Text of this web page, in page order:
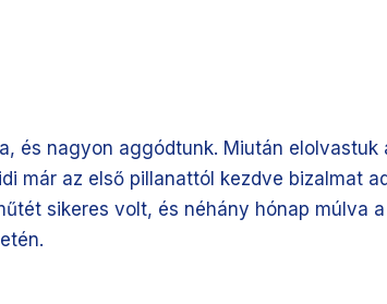
és nagyon aggódtunk. Miután
már az első pillanattól kezdve bizalmat
sikeres volt, és néhány hónap múlva